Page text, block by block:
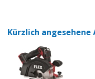
Kürzlich